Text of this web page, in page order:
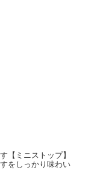
ミニストップ】
をしっかり味わい